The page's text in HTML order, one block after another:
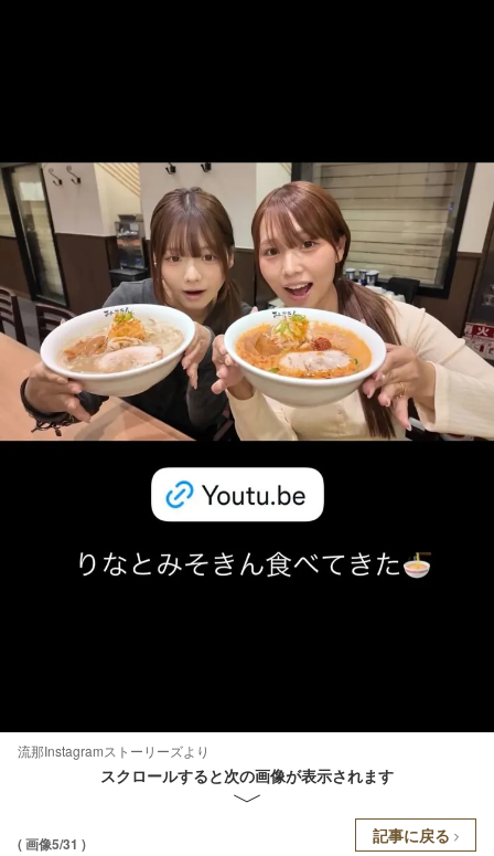
流那Instagramストーリーズより
スクロールすると次の画像が表示されます
( 画像5/31 ) 記事に戻る